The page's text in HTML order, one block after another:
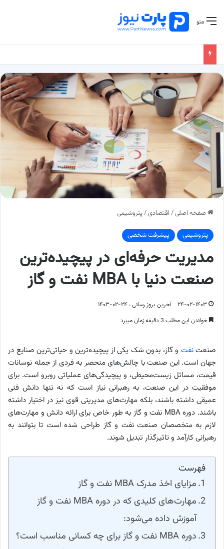
منو
صفحه اصلی/ اقتصادی/پتروشیمی
پتروشیمی پیشرفت شخصی
مدیریت حرفه‌ای در پیچیده‌ترین
صنعت دنیا با MBA نفت و گاز
۲۴-۰۲-۱۴۰۳
آخرین بروز رسانی : ۲۴-۰۲-۱۴۰۳
خواندن این مطلب 3 دقیقه زمان میبرد
صنعتنفت و گاز، بدون شک یکی از پیچیده‌ترین و حیاتی‌ترین صنایع در
جهان است. این صنعت با چالش‌های منحصر به فردی از جمله نوسانات
قیمت، مسائل زیست‌محیطی، و پیچیدگی‌های عملیاتی روبرو است. برای
موفقیت در این صنعت، به رهبرانی نیاز است که نه تنها دانش فنی
عمیقی داشته باشند، بلکه مهارت‌های مدیریتی قوی نیز در اختیار داشته
باشند. دوره MBA نفت و گاز به طور خاص برای ارائه دانش و مهارت‌های
لازم به متخصصان صنعت نفت و گاز طراحی شده است تا بتوانند به
رهبرانی کارآمد و تاثیرگذار تبدیل شوند.
فهرست
مزایای اخذ مدرک MBA نفت و گاز
مهارت‌های کلیدی که در دوره MBA نفت و گاز
آموزش داده می‌شود:
دوره MBA نفت و گاز برای چه کسانی مناسب است؟